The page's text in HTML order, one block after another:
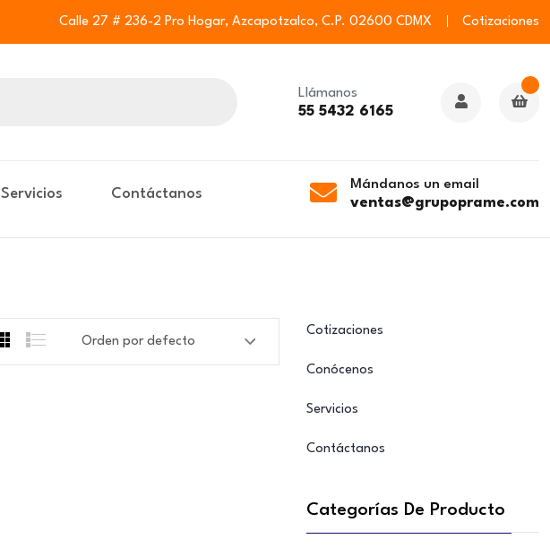
Calle 27 # 236-2 Pro Hogar, Azcapotzalco, C.P. 02600 CDMX Cotizaciones
Llámanos
55 5432 6165
Servicios Contáctanos
Mándanos un email
ventas@grupoprame.com
Cotizaciones
Conócenos
Servicios
Contáctanos
Categorías De Producto